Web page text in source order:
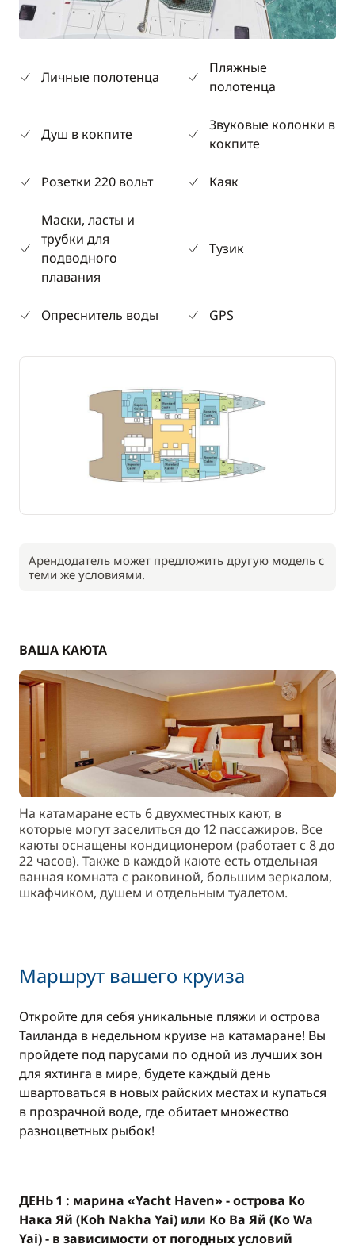
Личные полотенца
Пляжные
полотенца
Душ в кокпите
Звуковые колонки в
кокпите
Розетки 220 вольт Каяк
Маски, ласты и
трубки для
подводного
плавания
Тузик
Опреснитель воды GPS
Арендодатель может предложить другую модель с
теми же условиями.
ВАША КАЮТА
На катамаране есть 6 двухместных кают, в
которые могут заселиться до 12 пассажиров. Все
каюты оснащены кондиционером (работает с 8 до
22 часов). Также в каждой каюте есть отдельная
ванная комната с раковиной, большим зеркалом,
шкафчиком, душем и отдельным туалетом.
Маршрут вашего круиза
Откройте для себя уникальные пляжи и острова
Таиланда в недельном круизе на катамаране! Вы
пройдете под парусами по одной из лучших зон
для яхтинга в мире, будете каждый день
швартоваться в новых райских местах и купаться
в прозрачной воде, где обитает множество
разноцветных рыбок!
ДЕНЬ 1 : марина «Yacht Haven» - острова Ко
Нака Яй (Koh Nakha Yai) или Ко Ва Яй (Ko Wa
Yai) - в зависимости от погодных условий